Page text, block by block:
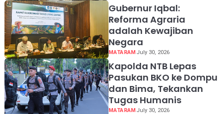
Gubernur Iqbal:
Reforma Agraria
adalah Kewajiban
Negara
MATARAM July 30, 2026
Kapolda NTB Lepas
Pasukan BKO ke Dompu
dan Bima, Tekankan
Tugas Humanis
MATARAM July 30, 2026